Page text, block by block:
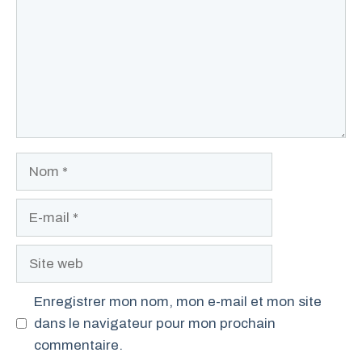
Site
Enregistrer mon nom, mon e-mail et mon site
dans le navigateur pour mon prochain
commentaire.